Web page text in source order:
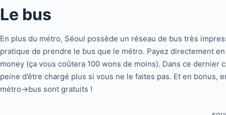
Le bus
En plus du métro, Séoul possède un réseau de bus très
pratique de prendre le bus que le métro. Payez directement
money (ça vous coûtera 100 wons de moins). Dans ce dernier
peine d’être chargé plus si vous ne le faites pas. Et en
métro->bus sont gratuits !